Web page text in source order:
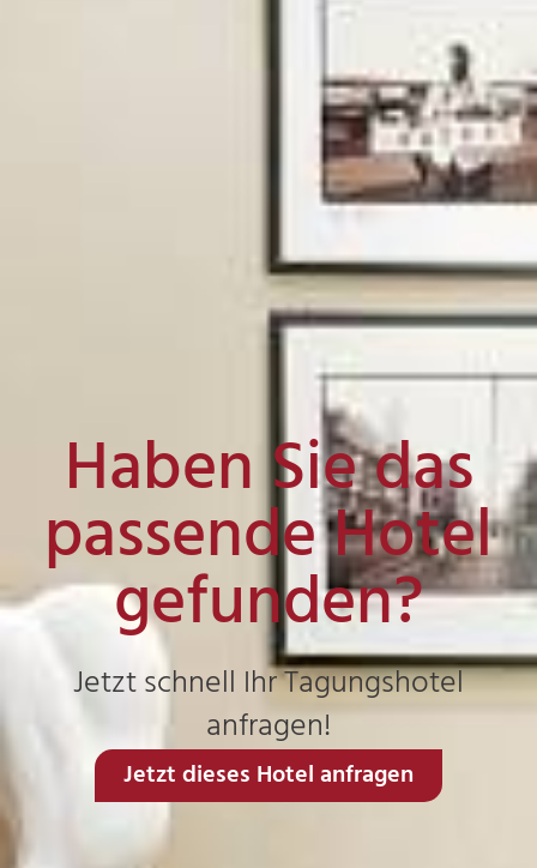
Haben Sie das
passende Hotel
gefunden?
Jetzt schnell Ihr Tagungshotel
anfragen!
Jetzt dieses Hotel anfragen